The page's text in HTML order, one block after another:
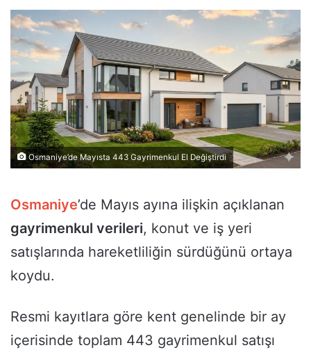
Osmaniye’de Mayısta 443 Gayrimenkul El Değiştirdi
Osmaniye’de Mayıs ayına ilişkin açıklanan
gayrimenkul verileri, konut ve iş yeri
satışlarında hareketliliğin sürdüğünü ortaya
koydu.
Resmi kayıtlara göre kent genelinde bir ay
içerisinde toplam 443 gayrimenkul satışı